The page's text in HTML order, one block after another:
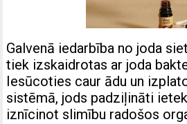
Galvenā iedarbība no joda
tiek izskaidrotas ar joda
Iesūcoties caur ādu un
sistēmā, jods padziļināti
iznīcinot slimību radošos